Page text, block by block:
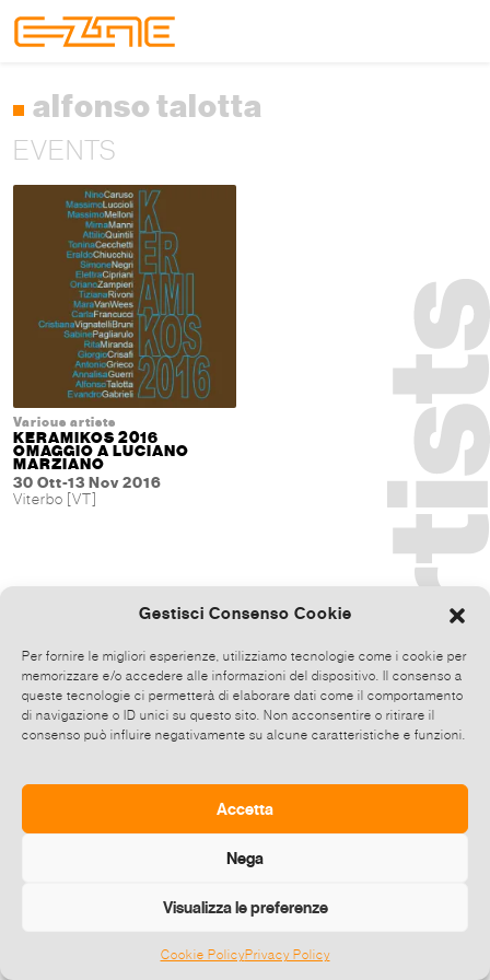
Gestisci Consenso Cookie
Per fornire le migliori esperienze, utilizziamo tecnologie come i cookie per
memorizzare e/o accedere alle informazioni del dispositivo. Il consenso a
queste tecnologie ci permetterà di elaborare dati come il comportamento
di navigazione o ID unici su questo sito. Non acconsentire o ritirare il
consenso può influire negativamente su alcune caratteristiche e funzioni.
Accetta
Nega
Visualizza le preferenze
Cookie PolicyPrivacy Policy
alfonso talotta
EVENTS
Various artists
KERAMIKOS 2016
OMAGGIO A LUCIANO
MARZIANO
30 Ott-13 Nov 2016
Viterbo [VT]
©2026 E-zine